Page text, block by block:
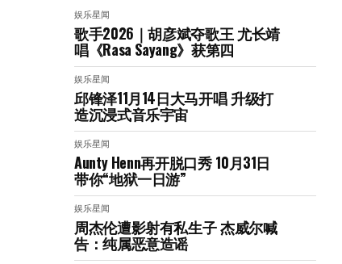
娱乐星闻
歌手2026｜胡彦斌夺歌王 尤长靖
唱《Rasa Sayang》获第四
娱乐星闻
邱锋泽11月14日大马开唱 升级打
造沉浸式音乐宇宙
娱乐星闻
Aunty Henn再开脱口秀 10月31日
带你“地狱一日游”
娱乐星闻
周杰伦遭影射有私生子 杰威尔喊
告：纯属恶意造谣